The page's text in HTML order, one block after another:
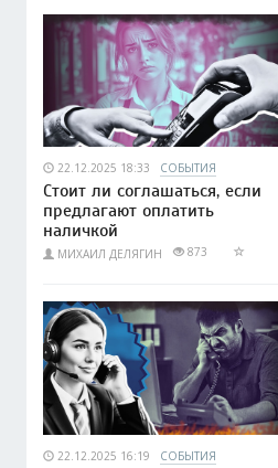
22.12.2025 18:33 СОБЫТИЯ
Стоит ли соглашаться, если
предлагают оплатить
наличкой
МИХАИЛ ДЕЛЯГИН 873
22.12.2025 16:19 СОБЫТИЯ